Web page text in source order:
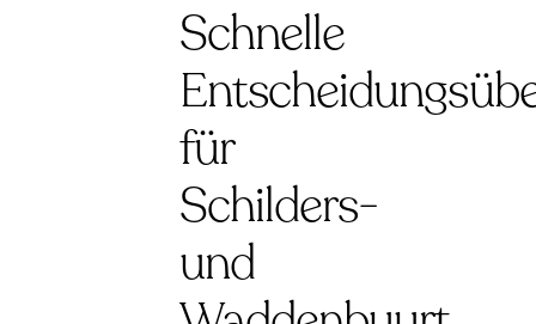
Schnelle
für
Schilders-
und